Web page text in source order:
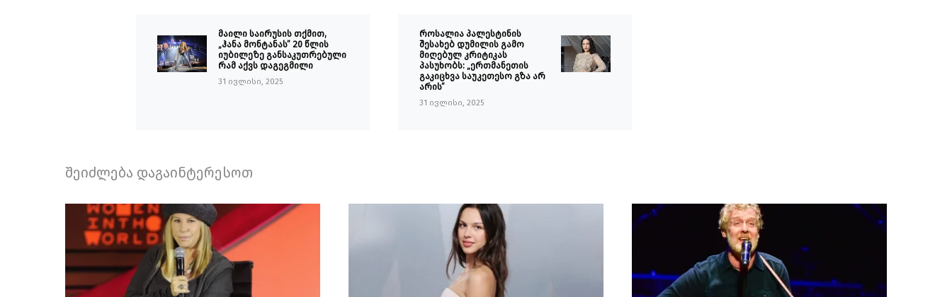
მაილი საირუსის თქმით,
„ჰანა მონტანას” 20 წლის
იუბილეზე განსაკუთრებული
რამ აქვს დაგეგმილი
31 ივლისი, 2025
როსალია პალესტინის
შესახებ დუმილის გამო
მიღებულ კრიტიკას
პასუხობს: „ერთმანეთის
გაკიცხვა საუკეთესო გზა არ
არის”
31 ივლისი, 2025
შეიძლება დაგაინტერესოთ